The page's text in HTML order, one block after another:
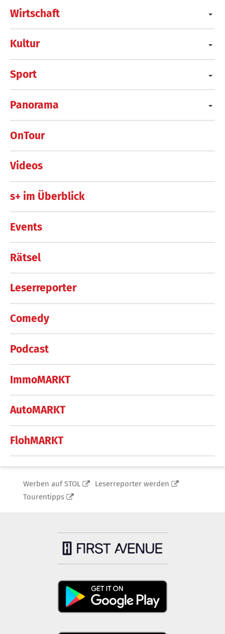
Wirtschaft
Kultur
Sport
Panorama
OnTour
Videos
s+ im Überblick
Events
Rätsel
Leserreporter
Comedy
Podcast
ImmoMARKT
AutoMARKT
FlohMARKT
Werben auf STOL
Leserreporter werden
Tourentipps